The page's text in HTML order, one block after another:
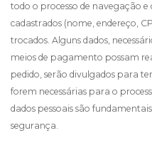
todo o processo de navegação e
cadastrados (nome, endereço,
trocados. Alguns dados,
meios de pagamento possam
pedido, serão divulgados para
forem necessárias para o
dados pessoais são
segurança.